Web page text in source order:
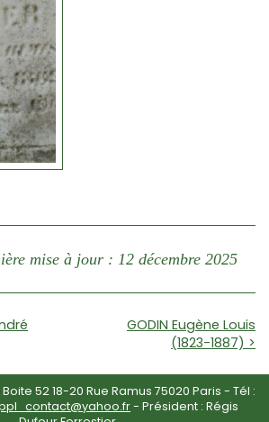
mise à jour : 12 décembre 2025
GODIN Eugène Louis
(1823-1887) >
52 18-20 Rue Ramus 75020 Paris - Tél :
- Président : Régis